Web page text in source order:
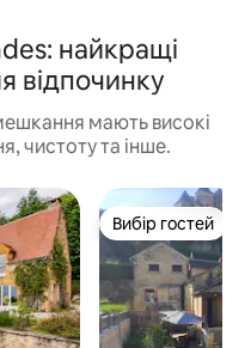
найкращі
відпочинку
мають високі
чистоту та інше.
Вибір гостей
Вибір гостей